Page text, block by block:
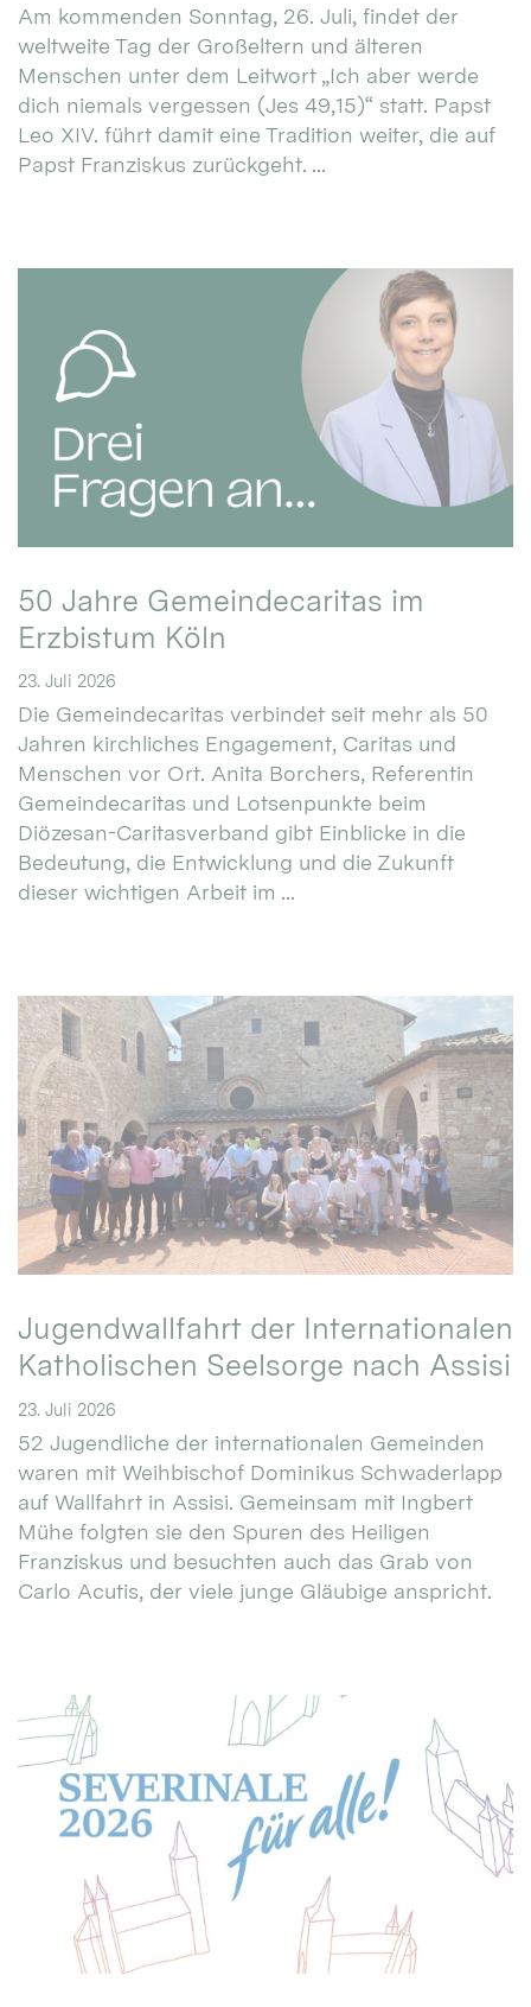
Am kommenden Sonntag, 26. Juli, findet der
weltweite Tag der Großeltern und älteren
Menschen unter dem Leitwort „Ich aber werde
dich niemals vergessen (Jes 49,15)“ statt. Papst
Leo XIV. führt damit eine Tradition weiter, die auf
Papst Franziskus zurückgeht. ...
50 Jahre Gemeindecaritas im
Erzbistum Köln
23. Juli 2026
Die Gemeindecaritas verbindet seit mehr als 50
Jahren kirchliches Engagement, Caritas und
Menschen vor Ort. Anita Borchers, Referentin
Gemeindecaritas und Lotsenpunkte beim
Diözesan-Caritasverband gibt Einblicke in die
Bedeutung, die Entwicklung und die Zukunft
dieser wichtigen Arbeit im ...
Jugendwallfahrt der Internationalen
Katholischen Seelsorge nach Assisi
23. Juli 2026
52 Jugendliche der internationalen Gemeinden
waren mit Weihbischof Dominikus Schwaderlapp
auf Wallfahrt in Assisi. Gemeinsam mit Ingbert
Mühe folgten sie den Spuren des Heiligen
Franziskus und besuchten auch das Grab von
Carlo Acutis, der viele junge Gläubige anspricht.